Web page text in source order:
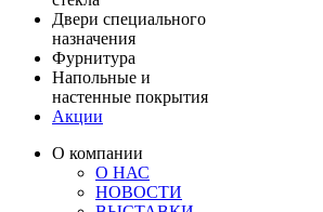
ЭКОШПОН
ИЗ МАССИВА СОСНЫ
РАСПРОДАЖА ОСТАТКОВ
В КВАРТИРУ
ДЛЯ ДОМА
ЗЕРКАЛЬНЫЕ
ДВЕРИ
ДУШЕВЫЕ КАБИНЫ И ПЕРЕГОРОДКИ
ОГРАЖДЕНИЯ И СТУПЕНИ
РАЗДВИЖНЫЕ ПЕРЕГОРОДКИ
Двери специального
назначения
ПРОТИВОПОЖАРНЫЕ
Фурнитура
ДВЕРНЫЕ РУЧКИ
КОМПЛЕКТУЮЩИЕ
Напольные и
настенные покрытия
СТЕНОВЫЕ ПАНЕЛИ
Акции
О компании
О НАС
НОВОСТИ